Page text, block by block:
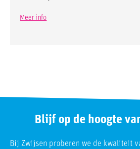
Meer info
Blijf op de hoogte
Bij Zwijsen proberen we de kwaliteit